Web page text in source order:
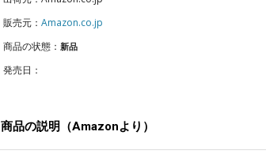
販売元： Amazon.co.jp
商品の状態： 新品
発売日：
商品の説明（Amazonより）